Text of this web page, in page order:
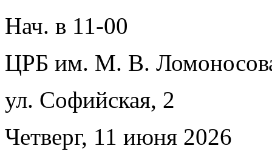
Нач. в 11-00
ЦРБ им. М. В.
ул. Софийская, 2
Четверг, 11 июня 2026